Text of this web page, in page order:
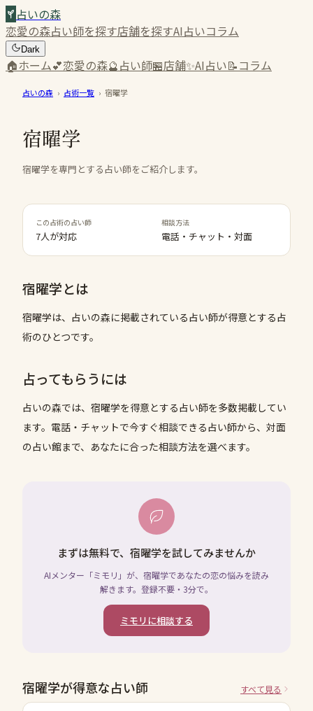
占いの森
恋愛の森占い師を探す店舗を探すAI占いコラム
Dark
🏠ホーム💕恋愛の森🔮占い師🏪店舗✨AI占い📝コラム
占いの森 › 占術一覧 › 宿曜学
宿曜学
宿曜学を専門とする占い師をご紹介します。
この占術の占い師
7人が対応
相談方法
電話・チャット・対面
宿曜学とは
宿曜学は、占いの森に掲載されている占い師が得意とする占
術のひとつです。
占ってもらうには
占いの森では、 宿曜学を得意とする占い師を多数掲載してい
ます。電話・チャットで今すぐ相談できる占い師から、対面
の占い館まで、あなたに合った相談方法を選べます。
まずは無料で、宿曜学を試してみませんか
AIメンター「ミモリ」が、宿曜学であなたの恋の悩みを読み
解きます。登録不要・3分で。
ミモリに相談する
宿曜学が得意な占い師 すべて見る